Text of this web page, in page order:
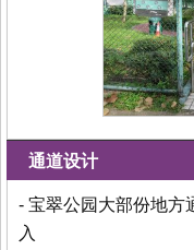
通道设计
- 宝翠公园大部份地方
入